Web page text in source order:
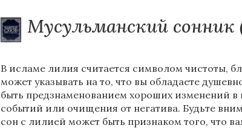
Мусульманский сонник
В исламе лилия считается символом чистоты,
может указывать на то, что вы обладаете
быть предзнаменованием хороших изменений
событий или очищения от негатива. Будьте
сон с лилией может быть признаком того, что